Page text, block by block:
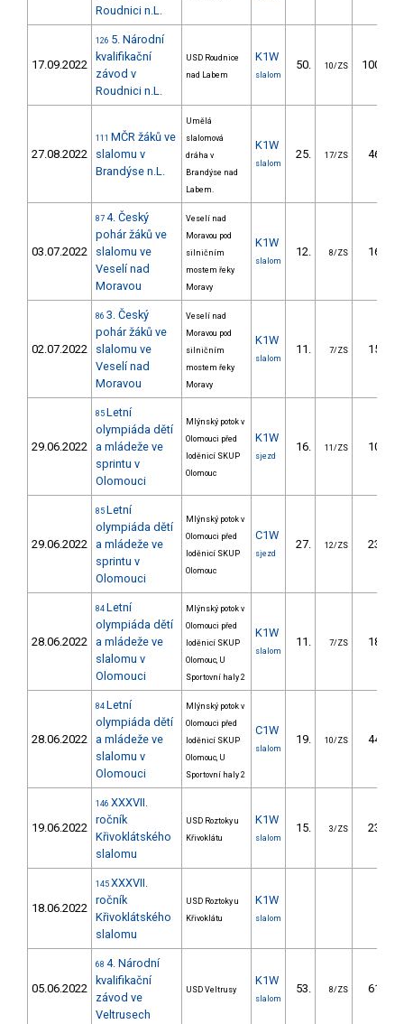
Roudnici n.L.
17.09.2022
126 5. Národní
kvalifikační
závod v
Roudnici n.L.
USD Roudnice
nad Labem
K1W
slalom
50. 10/ZS 100.42
27.08.2022
111 MČR žáků ve
slalomu v
Brandýse n.L.
Umělá
slalomová
dráha v
Brandýse nad
Labem.
K1W
slalom
25. 17/ZS 46.00
03.07.2022
87 4. Český
pohár žáků ve
slalomu ve
Veselí nad
Moravou
Veselí nad
Moravou pod
silničním
mostem řeky
Moravy
K1W
slalom
12. 8/ZS 16.25
02.07.2022
86 3. Český
pohár žáků ve
slalomu ve
Veselí nad
Moravou
Veselí nad
Moravou pod
silničním
mostem řeky
Moravy
K1W
slalom
11. 7/ZS 15.54
29.06.2022
85 Letní
olympiáda dětí
a mládeže ve
sprintu v
Olomouci
Mlýnský potok v
Olomouci před
loděnicí SKUP
Olomouc
K1W
sjezd
16. 11/ZS 10.69
29.06.2022
85 Letní
olympiáda dětí
a mládeže ve
sprintu v
Olomouci
Mlýnský potok v
Olomouci před
loděnicí SKUP
Olomouc
C1W
sjezd
27. 12/ZS 23.93
28.06.2022
84 Letní
olympiáda dětí
a mládeže ve
slalomu v
Olomouci
Mlýnský potok v
Olomouci před
loděnicí SKUP
Olomouc, U
Sportovní haly 2
K1W
slalom
11. 7/ZS 18.54
28.06.2022
84 Letní
olympiáda dětí
a mládeže ve
slalomu v
Olomouci
Mlýnský potok v
Olomouci před
loděnicí SKUP
Olomouc, U
Sportovní haly 2
C1W
slalom
19. 10/ZS 44.14
19.06.2022
146 XXXVII.
ročník
Křivoklátského
slalomu
USD Roztoky u
Křivoklátu
K1W
slalom
15. 3/ZS 23.33
18.06.2022
145 XXXVII.
ročník
Křivoklátského
slalomu
USD Roztoky u
Křivoklátu
K1W
slalom
05.06.2022
68 4. Národní
kvalifikační
závod ve
Veltrusech
USD Veltrusy
K1W
slalom
53. 8/ZS 61.16